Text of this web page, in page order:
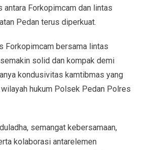
Forkopimcam dan lintas
Pedan terus diperkuat.
Forkopimcam bersama lintas
solid dan kompak demi
kondusivitas kamtibmas yang
hukum Polsek Pedan Polres
semangat kebersamaan,
kolaborasi antarelemen